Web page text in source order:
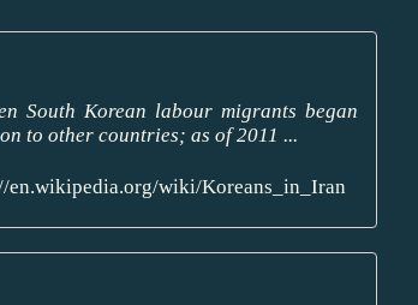
South Korean labour migrants began
to other countries; as of 2011 ...
en.wikipedia.org/wiki/Koreans_in_Iran